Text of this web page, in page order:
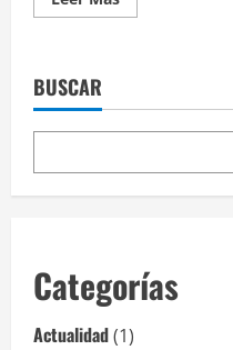
más
cerca
lo
creía,
que
el
gran
BUSCAR
Categorías
Actualidad(1)